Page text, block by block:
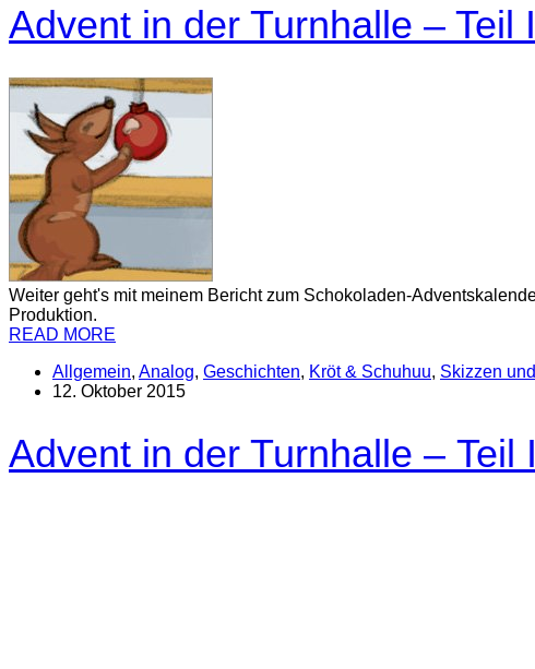
Advent in der Turnhalle – Teil
Weiter geht's mit meinem Bericht zum Schokoladen-
Produktion.
READ MORE
Allgemein, Analog, Geschichten, Kröt & Schuhuu, Skizzen
12. Oktober 2015
Advent in der Turnhalle – Teil I